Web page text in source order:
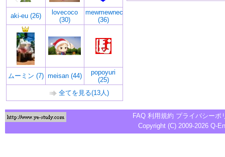
aki-eu (26)
lovecoco
(30)
mewmewneco
(36)
ムーミン (7) meisan (44)
popoyuri
(25)
全てを見る(13人)
FAQ 利用規約 プライバシーポ
Copyright (C) 2009-2026 Q-